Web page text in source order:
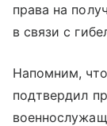
права на
в связи с
Напомним,
подтвердил